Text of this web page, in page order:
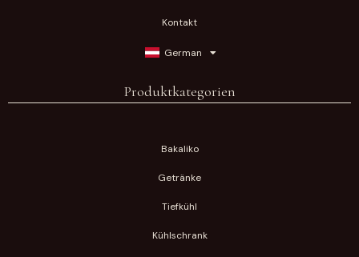
Kontakt
German
Produktkategorien
Bakaliko
Getränke
Tiefkühl
Kühlschrank